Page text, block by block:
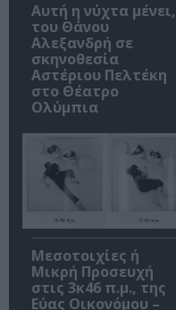
Αυτή η νύχτα μένει,
του Θάνου
Αλεξανδρή σε
σκηνοθεσία
Αστέριου Πελτέκη
στο Θέατρο
Ολύμπια
Μεσοτοιχίες ή
Μικρή Προσευχή
στις 3κ46 π.μ., της
Εύας Οικονόμου –